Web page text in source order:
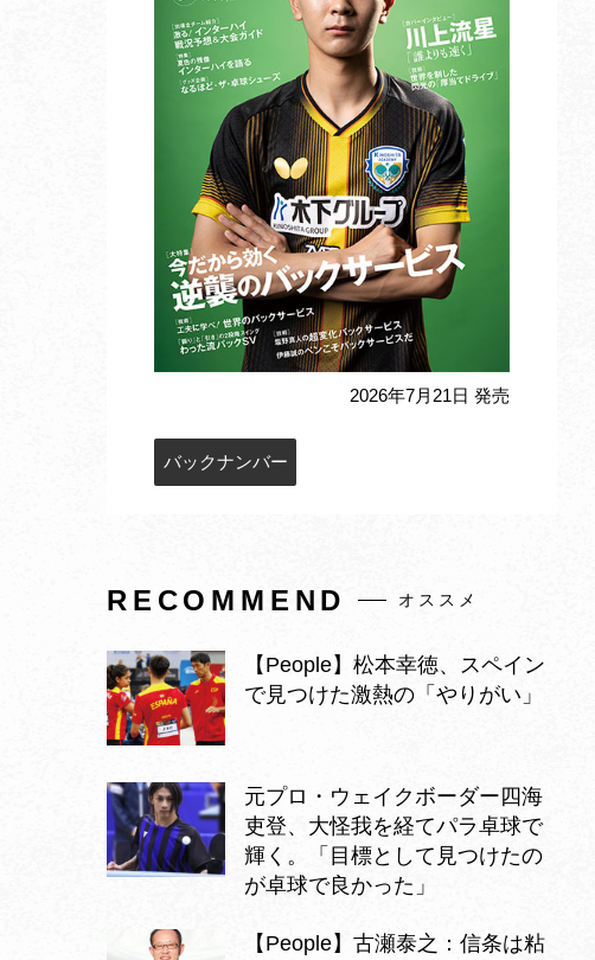
2026年7月21日 発売
バックナンバー
RECOMMEND オススメ
【People】松本幸徳、スペイン
で見つけた激熱の「やりがい」
元プロ・ウェイクボーダー四海
吏登、大怪我を経てパラ卓球で
輝く。「目標として見つけたの
が卓球で良かった」
【People】古瀬泰之：信条は粘